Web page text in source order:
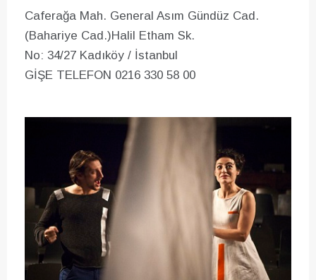
Caferağa Mah. General Asım Gündüz Cad.
(Bahariye Cad.)Halil Etham Sk.
No: 34/27 Kadıköy / İstanbul
GİŞE TELEFON 0216 330 58 00